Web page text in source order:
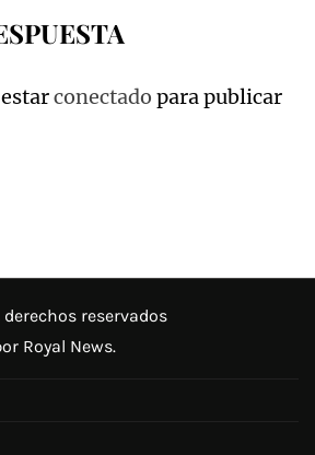
conectado para publicar
reservados
Royal News.